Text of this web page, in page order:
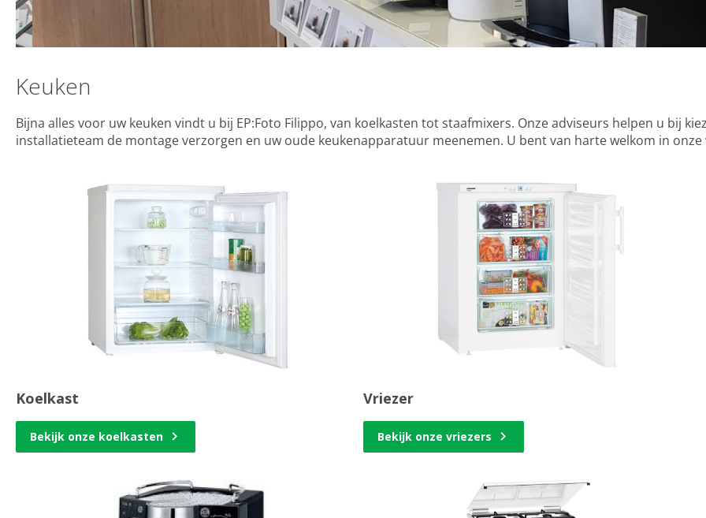
Keuken
Bijna alles voor uw keuken vindt u bij EP:Foto Filippo, van koelkasten tot staafmixers. Onze adviseurs helpen u bij
installatieteam de montage verzorgen en uw oude keukenapparatuur meenemen. U bent van harte welkom in
Koelkast
Bekijk onze koelkasten
Vriezer
Bekijk onze vriezers